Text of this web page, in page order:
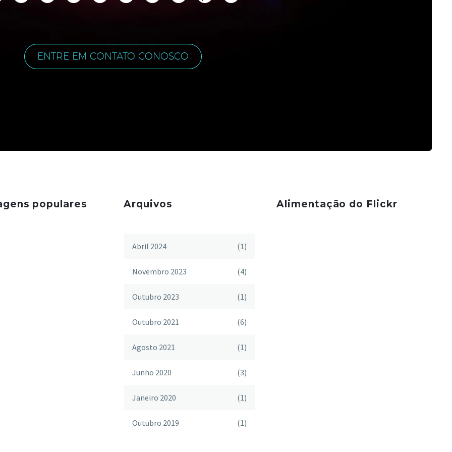
ENTRE EM CONTATO CONOSCO
populares Arquivos
Abril 2024 (1)
Novembro 2023 (4)
Outubro 2023 (1)
Outubro 2021 (6)
Agosto 2021 (1)
Junho 2020 (3)
Janeiro 2020 (1)
Outubro 2019 (1)
Alimentação do Flickr